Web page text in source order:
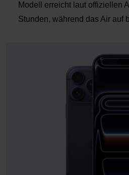
Modell erreicht laut offiziellen
Stunden, während das Air auf